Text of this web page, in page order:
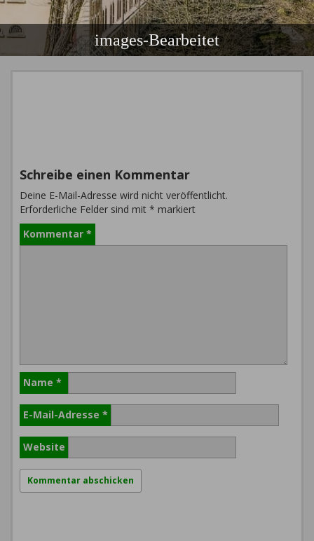
images-Bearbeitet
Schreibe einen Kommentar
Deine E-Mail-Adresse wird nicht veröffentlicht.
Erforderliche Felder sind mit * markiert
Kommentar *
Name *
E-Mail-Adresse *
Website